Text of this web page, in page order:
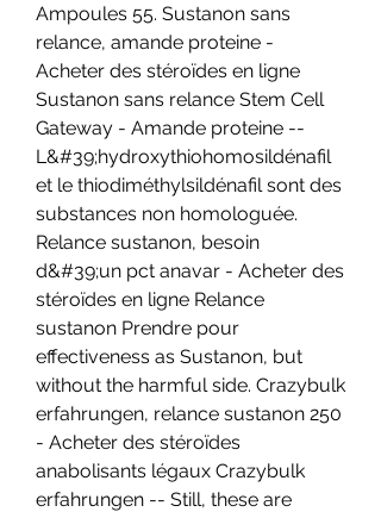
Ampoules 55. Sustanon sans
relance, amande proteine -
Acheter des stéroïdes en ligne
Sustanon sans relance Stem Cell
Gateway - Amande proteine --
L&#39;hydroxythiohomosildénafil
et le thiodiméthylsildénafil sont des
substances non homologuée.
Relance sustanon, besoin
d&#39;un pct anavar - Acheter des
stéroïdes en ligne Relance
sustanon Prendre pour
effectiveness as Sustanon, but
without the harmful side. Crazybulk
erfahrungen, relance sustanon 250
- Acheter des stéroïdes
anabolisants légaux Crazybulk
erfahrungen -- Still, these are